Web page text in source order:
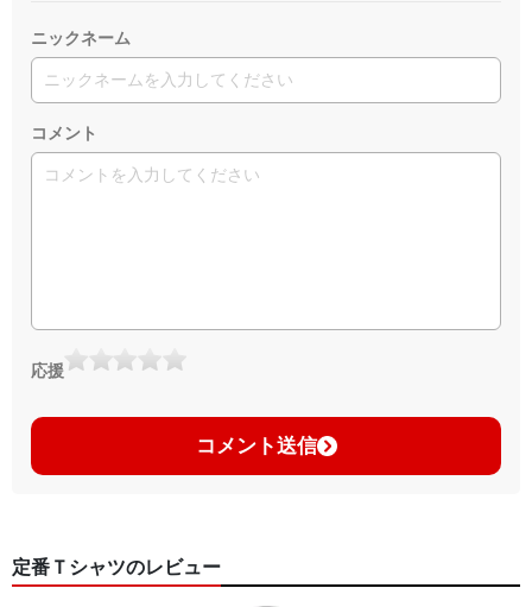
ニックネーム
コメント
応援
コメント送信
定番Ｔシャツのレビュー